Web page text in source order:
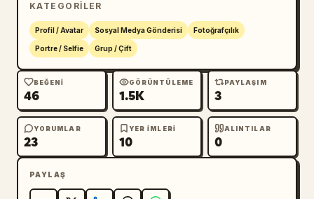
inandırıcı tutun. Karikatürize bir AI
görünümü, yüz bozulması, aşırı keskinleştirme
veya gerçekçi olmayan simetri olmasın. Doğru
tarzında bir gerçekçiliği koruyun.
KATEGORILER
Profil / Avatar Sosyal Medya Gönderisi Fotoğrafçılık
Portre / Selfie Grup / Çift
BEĞENI
46
GÖRÜNTÜLEME
1.5K
PAYLAŞIM
3
YORUMLAR
23
YER IMLERI
10
ALINTILAR
0
PAYLAŞ